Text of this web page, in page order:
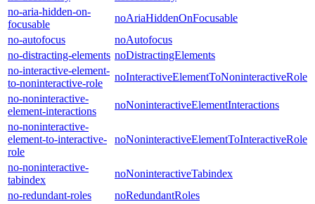
no-aria-hidden-on-
focusable
noAriaHiddenOnFocusable
no-autofocus
noAutofocus
no-distracting-elements noDistractingElements
no-interactive-element-
to-noninteractive-role
noInteractiveElementToNoninteractiveRole
no-noninteractive-
element-interactions
noNoninteractiveElementInteractions
no-noninteractive-
element-to-interactive-
role
noNoninteractiveElementToInteractiveRole
no-noninteractive-
tabindex
noNoninteractiveTabindex
no-redundant-roles
noRedundantRoles